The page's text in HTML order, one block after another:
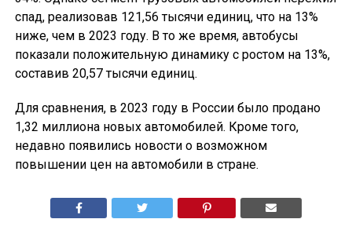
спад, реализовав 121,56 тысячи единиц, что на 13%
ниже, чем в 2023 году. В то же время, автобусы
показали положительную динамику с ростом на 13%,
составив 20,57 тысячи единиц.
Для сравнения, в 2023 году в России было продано
1,32 миллиона новых автомобилей. Кроме того,
недавно появились новости о возможном
повышении цен на автомобили в стране.